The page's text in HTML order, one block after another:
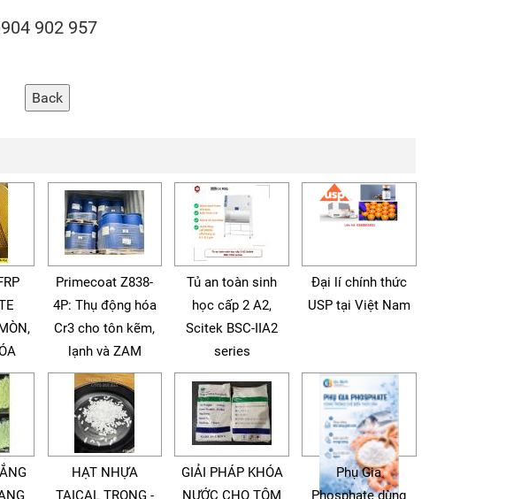
902 957
Primecoat Z838-
4P: Thụ động hóa
Cr3 cho tôn kẽm,
lạnh và ZAM
Tủ an toàn sinh
học cấp 2 A2,
Scitek BSC-IIA2
series
Đại lí chính thức
USP tại Việt Nam
HẠT NHỰA
TAICAL TRONG -
GIẢI PHÁP KHÓA
NƯỚC CHO TÔM
Phụ Gia
Phosphate dùng